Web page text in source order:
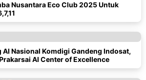
Nusantara Eco Club 2025 Untuk
AI Nasional Komdigi Gandeng Indosat,
AI Center of Excellence